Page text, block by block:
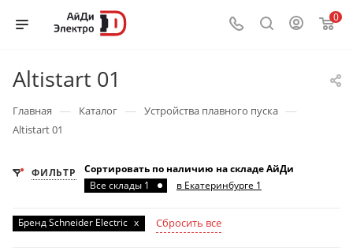
0
Altistart 01
Главная — Каталог — Устройства плавного пуска —
Altistart 01
ФИЛЬТР
Сортировать по наличию на складе АйДи
Все склады 1
в Екатеринбурге 1
Бренд Schneider Electric x Сбросить все